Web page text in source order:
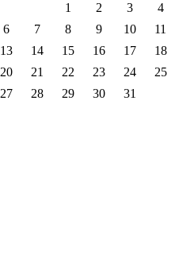
1
2 3
4
6
7 8 9 10
11
13
14 15 16 17
18
20
21 22 23 24
25
27
28 29 30 31